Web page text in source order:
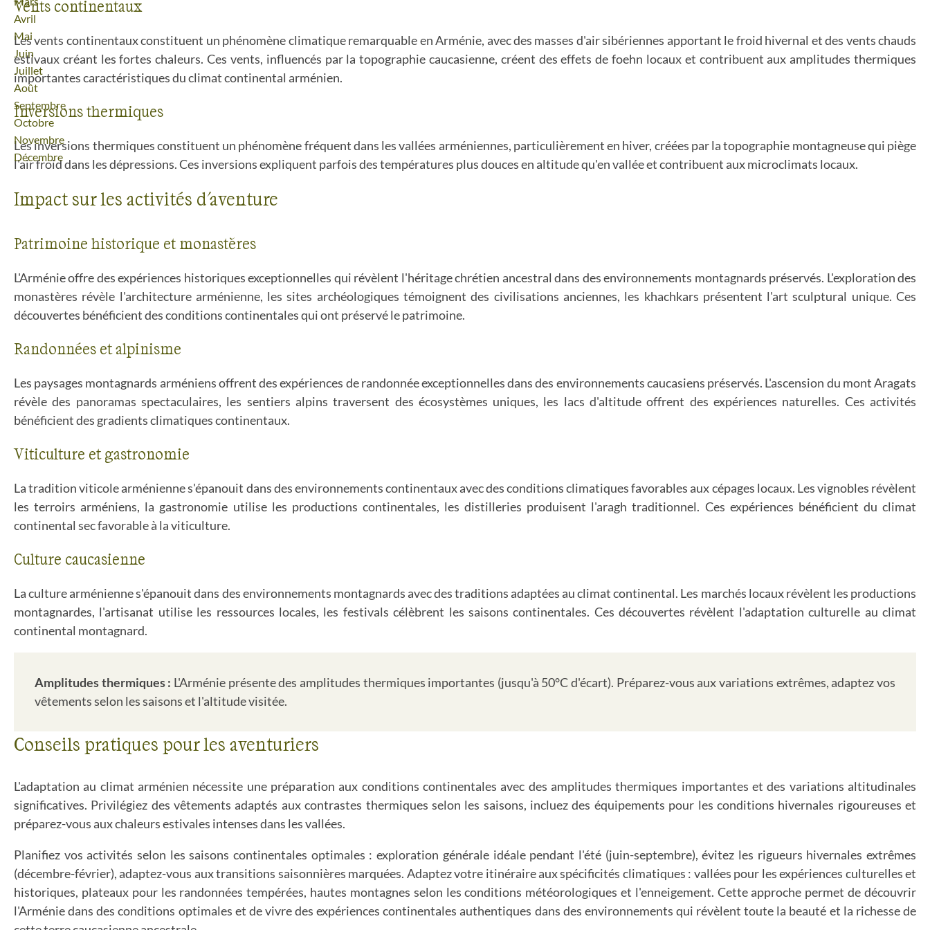
Avril
Mai
Juin
Juillet
Août
Septembre
Octobre
Novembre
Décembre
Vents continentaux
Les vents continentaux constituent un phénomène climatique remarquable en Arménie, avec des masses d'air sibériennes apportant le froid hivernal et des vents chauds
estivaux créant les fortes chaleurs. Ces vents, influencés par la topographie caucasienne, créent des effets de foehn locaux et contribuent aux amplitudes thermiques
importantes caractéristiques du climat continental arménien.
Inversions thermiques
Les inversions thermiques constituent un phénomène fréquent dans les vallées arméniennes, particulièrement en hiver, créées par la topographie montagneuse qui piège
l'air froid dans les dépressions. Ces inversions expliquent parfois des températures plus douces en altitude qu'en vallée et contribuent aux microclimats locaux.
Impact sur les activités d'aventure
Patrimoine historique et monastères
L'Arménie offre des expériences historiques exceptionnelles qui révèlent l'héritage chrétien ancestral dans des environnements montagnards préservés. L'exploration des
monastères révèle l'architecture arménienne, les sites archéologiques témoignent des civilisations anciennes, les khachkars présentent l'art sculptural unique. Ces
découvertes bénéficient des conditions continentales qui ont préservé le patrimoine.
Randonnées et alpinisme
Les paysages montagnards arméniens offrent des expériences de randonnée exceptionnelles dans des environnements caucasiens préservés. L'ascension du mont Aragats
révèle des panoramas spectaculaires, les sentiers alpins traversent des écosystèmes uniques, les lacs d'altitude offrent des expériences naturelles. Ces activités
bénéficient des gradients climatiques continentaux.
Viticulture et gastronomie
La tradition viticole arménienne s'épanouit dans des environnements continentaux avec des conditions climatiques favorables aux cépages locaux. Les vignobles révèlent
les terroirs arméniens, la gastronomie utilise les productions continentales, les distilleries produisent l'aragh traditionnel. Ces expériences bénéficient du climat
continental sec favorable à la viticulture.
Culture caucasienne
La culture arménienne s'épanouit dans des environnements montagnards avec des traditions adaptées au climat continental. Les marchés locaux révèlent les productions
montagnardes, l'artisanat utilise les ressources locales, les festivals célèbrent les saisons continentales. Ces découvertes révèlent l'adaptation culturelle au climat
continental montagnard.
Amplitudes thermiques : L'Arménie présente des amplitudes thermiques importantes (jusqu'à 50°C d'écart). Préparez-vous aux variations extrêmes, adaptez vos
vêtements selon les saisons et l'altitude visitée.
Conseils pratiques pour les aventuriers
L'adaptation au climat arménien nécessite une préparation aux conditions continentales avec des amplitudes thermiques importantes et des variations altitudinales
significatives. Privilégiez des vêtements adaptés aux contrastes thermiques selon les saisons, incluez des équipements pour les conditions hivernales rigoureuses et
préparez-vous aux chaleurs estivales intenses dans les vallées.
Planifiez vos activités selon les saisons continentales optimales : exploration générale idéale pendant l'été (juin-septembre), évitez les rigueurs hivernales extrêmes
(décembre-février), adaptez-vous aux transitions saisonnières marquées. Adaptez votre itinéraire aux spécificités climatiques : vallées pour les expériences culturelles et
historiques, plateaux pour les randonnées tempérées, hautes montagnes selon les conditions météorologiques et l'enneigement. Cette approche permet de découvrir
l'Arménie dans des conditions optimales et de vivre des expériences continentales authentiques dans des environnements qui révèlent toute la beauté et la richesse de